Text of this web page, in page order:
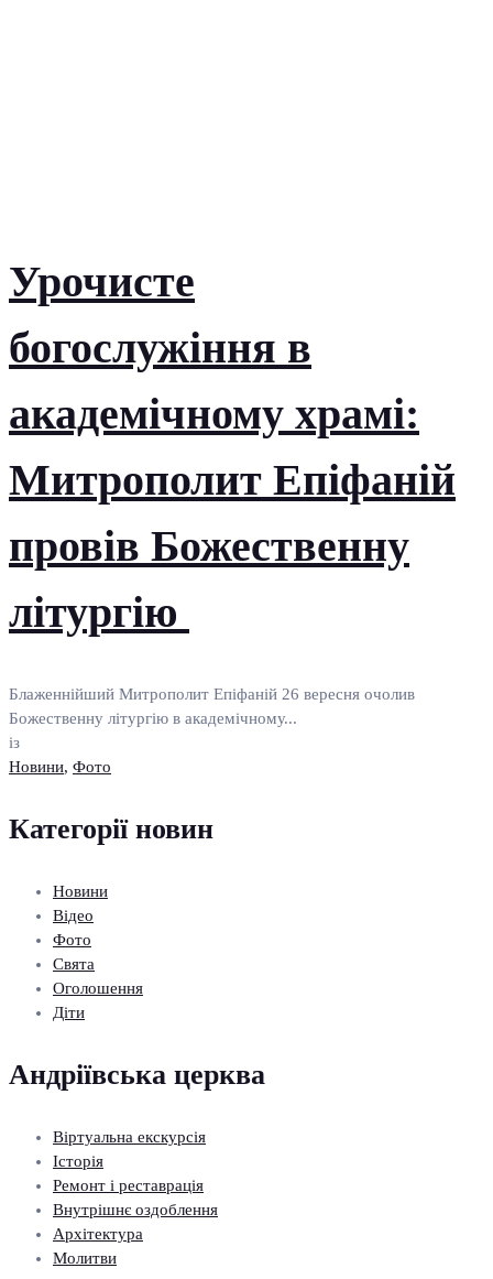
Урочисте
богослужіння в
академічному храмі:
Митрополит Епіфаній
провів Божественну
літургію
Блаженнійший Митрополит Епіфаній 26 вересня очолив
Божественну літургію в академічному...
із
Новини, Фото
Категорії новин
Новини
Відео
Фото
Свята
Оголошення
Діти
Андріївська церква
Віртуальна екскурсія
Історія
Ремонт і реставрація
Внутрішнє оздоблення
Архітектура
Молитви